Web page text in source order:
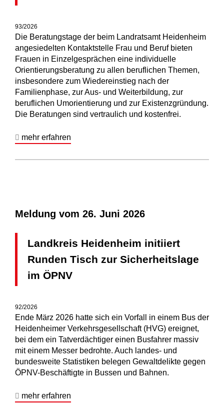
93/2026
Die Beratungstage der beim Landratsamt Heidenheim
angesiedelten Kontaktstelle Frau und Beruf bieten
Frauen in Einzelgesprächen eine individuelle
Orientierungsberatung zu allen beruflichen Themen,
insbesondere zum Wiedereinstieg nach der
Familienphase, zur Aus- und Weiterbildung, zur
beruflichen Umorientierung und zur Existenzgründung.
Die Beratungen sind vertraulich und kostenfrei.
mehr erfahren
Meldung vom 26. Juni 2026
Landkreis Heidenheim initiiert
Runden Tisch zur Sicherheitslage
im ÖPNV
92/2026
Ende März 2026 hatte sich ein Vorfall in einem Bus der
Heidenheimer Verkehrsgesellschaft (HVG) ereignet,
bei dem ein Tatverdächtiger einen Busfahrer massiv
mit einem Messer bedrohte. Auch landes- und
bundesweite Statistiken belegen Gewaltdelikte gegen
ÖPNV-Beschäftigte in Bussen und Bahnen.
mehr erfahren